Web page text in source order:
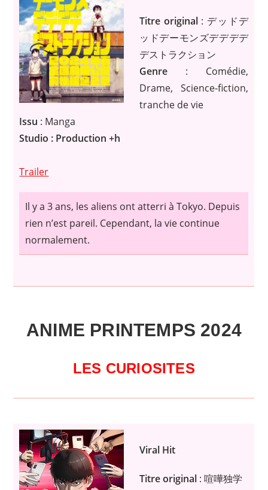
Titre original: デッドデ
ッドデーモンズデデデデ
デストラクション
Genre: Comédie,
Drame, Science-fiction,
tranche de vie
Issu : Manga
Studio : Production +h
Trailer
Il y a 3 ans, les aliens ont atterri à Tokyo. Depuis
rien n’est pareil. Cependant, la vie continue
normalement.
ANIME PRINTEMPS 2024
LES CURIOSITES
Viral Hit
Titre original: 喧嘩独学